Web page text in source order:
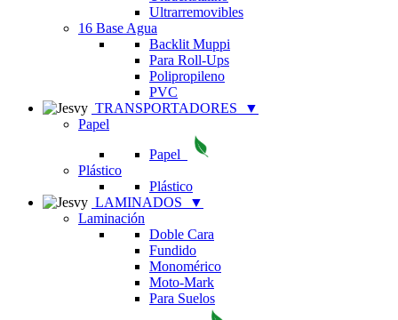
Ultrarremovibles
16 Base Agua
Backlit Muppi
Para Roll-Ups
Polipropileno
PVC
TRANSPORTADORES
▼
Papel
Papel
Plástico
Plástico
LAMINADOS
▼
Laminación
Doble Cara
Fundido
Monomérico
Moto-Mark
Para Suelos